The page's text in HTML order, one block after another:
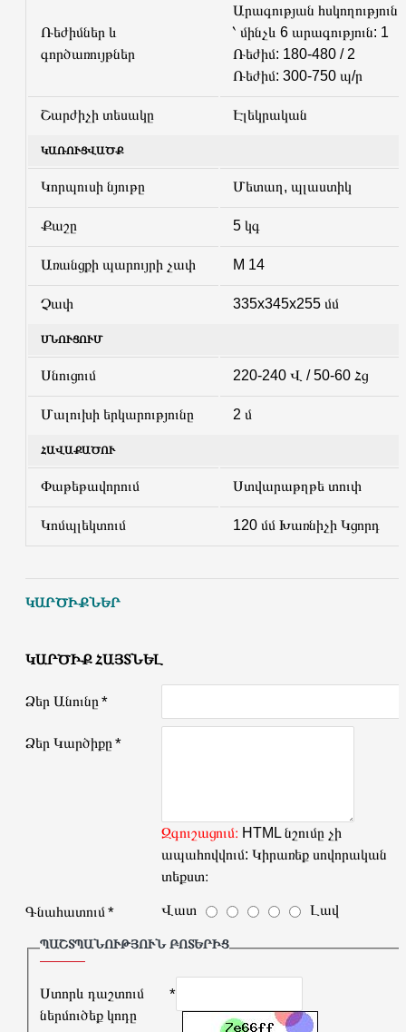
Ռեժիմներ և
գործառույթներ
Արագության հսկողություն
՝ մինչև 6 արագություն: 1
Ռեժիմ: 180-480 / 2
Ռեժիմ: 300-750 պ/ր
Շարժիչի տեսակը Էլեկրական
ԿԱՌՈՒՑՎԱԾՔ
Կորպուսի նյութը Մետաղ, պլաստիկ
Քաշը 5 կգ
Առանցքի պարույրի չափ M 14
Չափ 335x345x255 մմ
ՍՆՈՒՑՈՒՄ
Սնուցում 220-240 Վ / 50-60 Հց
Մալուխի երկարությունը 2 մ
ՀԱՎԱՔԱԾՈՒ
Փաթեթավորում Ստվարաթղթե տուփ
Կոմպլեկտում 120 մմ Խառնիչի Կցորդ
ԿԱՐԾԻՔՆԵՐ
ԿԱՐԾԻՔ ՀԱՅՏՆԵԼ
Ձեր Անունը
Ձեր Կարծիքը
Զգուշացում։ HTML նշումը չի
ապահովվում: Կիրառեք սովորական
տեքստ։
Գնահատում Վատ Լավ
ՊԱՇՏՊԱՆՈՒԹՅՈՒՆ ԲՈՏԵՐԻՑ
Ստորև դաշտում
ներմուծեք կոդը